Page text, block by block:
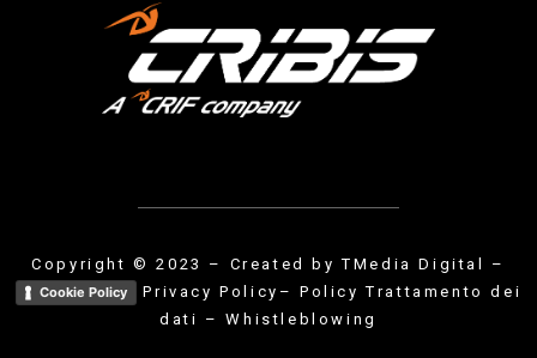
Copyright © 2023 – Created byTMedia Digital –
Cookie Policy Privacy Policy – Policy Trattamento dei
dati –Whistleblowing